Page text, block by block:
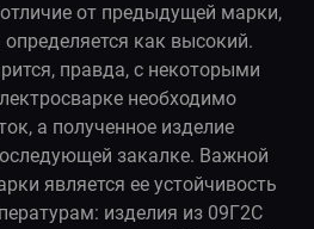
от предыдущей марки,
определяется как высокий.
правда, с некоторыми
необходимо
а полученное изделие
закалке. Важной
является ее устойчивость
изделия из 09Г2С